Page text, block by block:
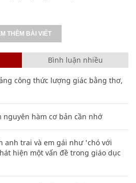
THÊM BÀI VIẾT
Bình luận nhiều
công thức lượng giác bằng thơ,
nguyên hàm cơ bản cần nhớ
anh trai và em gái như 'chó với
hiện một vấn đề trong giáo dục